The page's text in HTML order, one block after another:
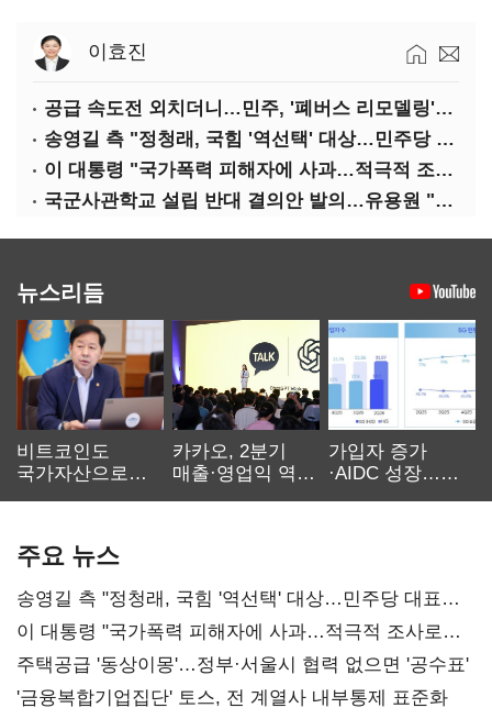
이효진
공급 속도전 외치더니…민주, '폐버스 리모델링'까지 제안
송영길 측 "정청래, 국힘 '역선택' 대상…민주당 대표로 총선 지휘 못해"
이 대통령 "국가폭력 피해자에 사과…적극적 조사로 진실 밝혀야"
국군사관학교 설립 반대 결의안 발의…유용원 "정치적 목적 추진 즉각 중단"
뉴스리듬
비트코인도
국가자산으로…'
카카오, 2분기
매출·영업익 역대
가입자 증가
·AIDC 성장…
주요 뉴스
송영길 측 "정청래, 국힘 '역선택' 대상…민주당 대표로
총선 지휘 못해"
이 대통령 "국가폭력 피해자에 사과…적극적 조사로
진실 밝혀야"
주택공급 '동상이몽'…정부·서울시 협력 없으면 '공수표'
'금융복합기업집단' 토스, 전 계열사 내부통제 표준화